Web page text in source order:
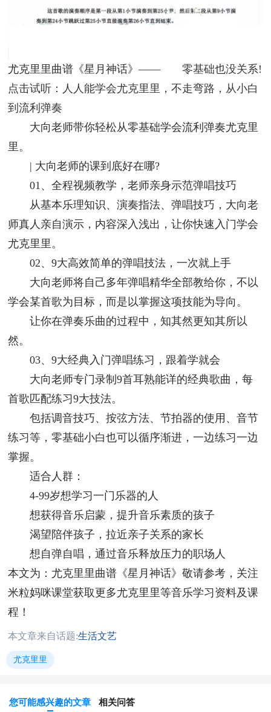
尤克里里曲谱《星月神话》—— 零基础也没关系!
点击试听：人人能学会尤克里里，不走弯路，从小白
到流利弹奏
大向老师带你轻松从零基础学会流利弹奏尤克里
里。
| 大向老师的课到底好在哪?
01、全程视频教学，老师亲身示范弹唱技巧
从基本乐理知识、演奏指法、弹唱技巧，大向老
师真人亲自演示，内容深入浅出，让你快速入门学会
尤克里里。
02、9大高效简单的弹唱技法，一次就上手
大向老师将自己多年弹唱精华全部教给你，不以
学会某首歌为目标，而是以掌握这项技能为导向。
让你在弹奏乐曲的过程中，知其然更知其所以
然。
03、9大经典入门弹唱练习，跟着学就会
大向老师专门录制9首耳熟能详的经典歌曲，每
首歌匹配练习9大技法。
包括调音技巧、按弦方法、节拍器的使用、音节
练习等，零基础小白也可以循序渐进，一边练习一边
掌握。
适合人群：
4-99岁想学习一门乐器的人
想获得音乐启蒙，提升音乐素质的孩子
渴望陪伴孩子，拉近亲子关系的家长
想自弹自唱，通过音乐释放压力的职场人
本文为：尤克里里曲谱《星月神话》敬请参考，关注
米粒妈咪课堂获取更多尤克里里等音乐学习资料及课
程！
本文章来自话题:生活文艺
尤克里里
您可能感兴趣的文章 相关问答